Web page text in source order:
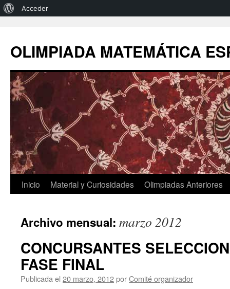
Acerca
Acceder
contenido
OLIMPIADA MATEMÁTICA
Inicio Material y Curiosidades Olimpiadas Anteriores
Archivo mensual: marzo 2012
CONCURSANTES
FASE FINAL
Publicada el 20 marzo, 2012porComité organizador